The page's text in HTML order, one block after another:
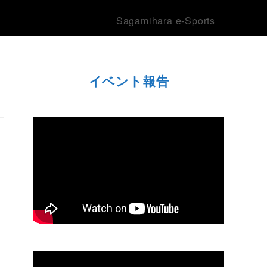
Sagamihara e-Sports
イベント報告